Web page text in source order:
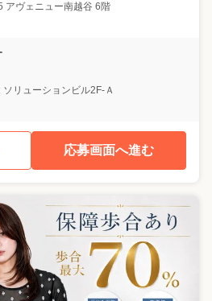
アヴェニュー南越谷 6階
リューションビル2F-Ａ
応募画面へ進む